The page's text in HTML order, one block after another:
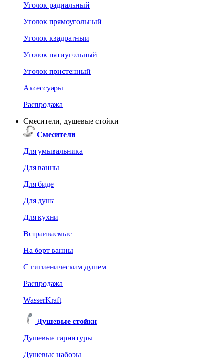
Уголок радиальный
Уголок прямоугольный
Уголок квадратный
Уголок пятиугольный
Уголок пристенный
Аксессуары
Распродажа
Смесители, душевые стойки
Смесители
Для умывальника
Для ванны
Для биде
Для душа
Для кухни
Встраиваемые
На борт ванны
C гигиеническим душем
Распродажа
WasserKraft
Душевые стойки
Душевые гарнитуры
Душевые наборы